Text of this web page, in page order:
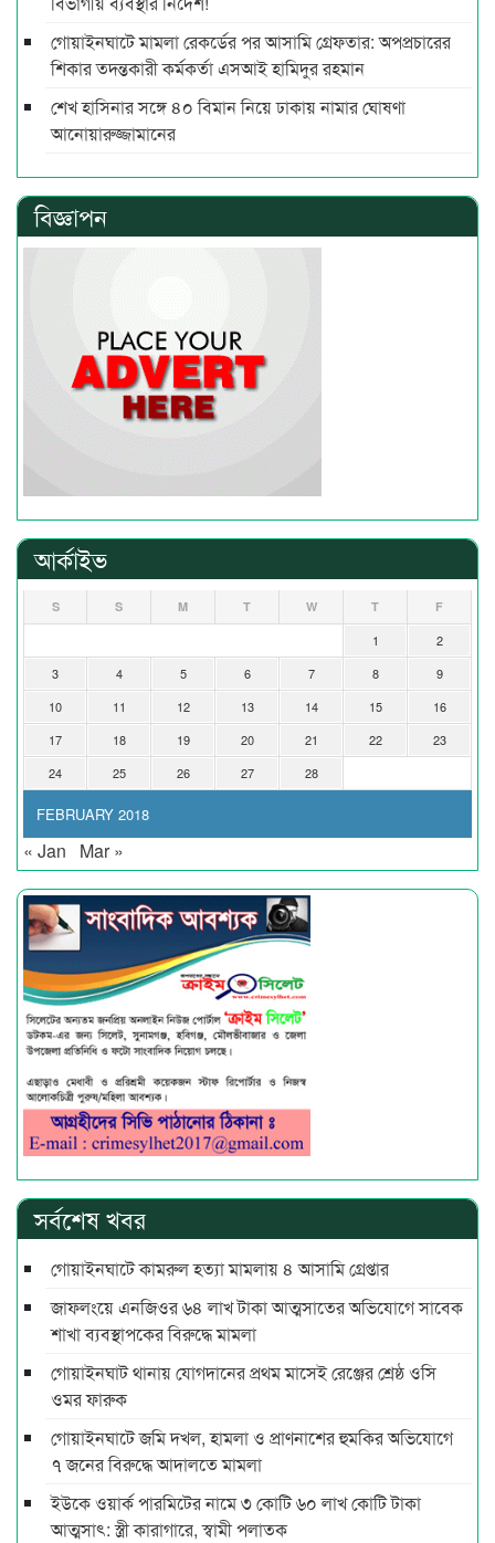
গোয়াইনঘাটে মামলা রেকর্ডের পর আসামি গ্রেফতার: অপপ্রচারের
শিকার তদন্তকারী কর্মকর্তা এসআই হামিদুর রহমান
শেখ হাসিনার সঙ্গে ৪০ বিমান নিয়ে ঢাকায় নামার ঘোষণা
আনোয়ারুজ্জামানের
বিজ্ঞাপন
আর্কাইভ
FEBRUARY 2018
S S M T W T F
1
2
3
4 5 6 7 8
9
10
11 12 13 14 15
16
17
18 19 20 21 22
23
24
25 26 27 28
« Jan Mar »
সর্বশেষ খবর
গোয়াইনঘাটে কামরুল হত্যা মামলায় ৪ আসামি গ্রেপ্তার
জাফলংয়ে এনজিওর ৬৪ লাখ টাকা আত্মসাতের অভিযোগে সাবেক
শাখা ব্যবস্থাপকের বিরুদ্ধে মামলা
গোয়াইনঘাট থানায় যোগদানের প্রথম মাসেই রেঞ্জের শ্রেষ্ঠ ওসি
ওমর ফারুক
গোয়াইনঘাটে জমি দখল, হামলা ও প্রাণনাশের হুমকির অভিযোগে
৭ জনের বিরুদ্ধে আদালতে মামলা
ইউকে ওয়ার্ক পারমিটের নামে ৩ কোটি ৬০ লাখ কোটি টাকা
আত্মসাৎ: স্ত্রী কারাগারে, স্বামী পলাতক